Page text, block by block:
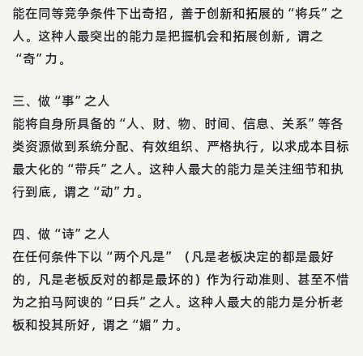
能在同等竞争条件下出奇招，善于创新和拓展的“将兵”之
人。这种人最突出的能力是把握机会和拓展创新，谓之
“奇”力。
三、做“事”之人
能将自身所具备的“人、财、物、时间、信息、关系”等各
类资源做到系统分配、有效组织、严格执行，以求成本目标
最大化的“带兵”之人。这种人最大的能力是关注细节和执
行到底，谓之“动”力。
四、做“诗”之人
在任何条件下以“两个凡是” （凡是老板决定的都是最好
的，凡是老板反对的都是最坏的）作为行动准则、甚至不惜
为之拍马阿谀的“曰兵”之人。这种人最大的能力是分析老
板和投其所好，谓之“媚”力。